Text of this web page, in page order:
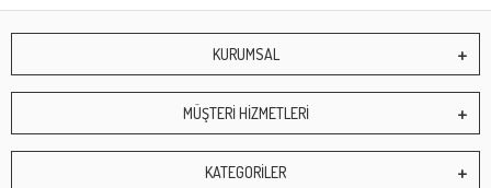
KURUMSAL
MÜŞTERİ HİZMETLERİ
KATEGORİLER